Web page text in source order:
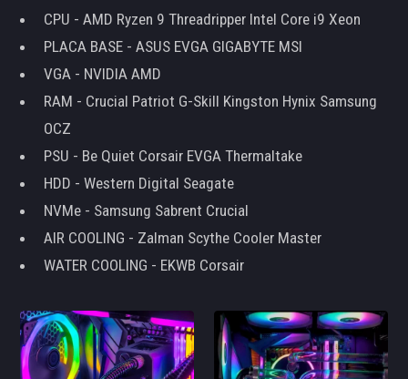
CPU - AMD Ryzen 9 Threadripper Intel Core i9 Xeon
PLACA BASE - ASUS EVGA GIGABYTE MSI
VGA - NVIDIA AMD
RAM - Crucial Patriot G-Skill Kingston Hynix Samsung
OCZ
PSU - Be Quiet Corsair EVGA Thermaltake
HDD - Western Digital Seagate
NVMe - Samsung Sabrent Crucial
AIR COOLING - Zalman Scythe Cooler Master
WATER COOLING - EKWB Corsair